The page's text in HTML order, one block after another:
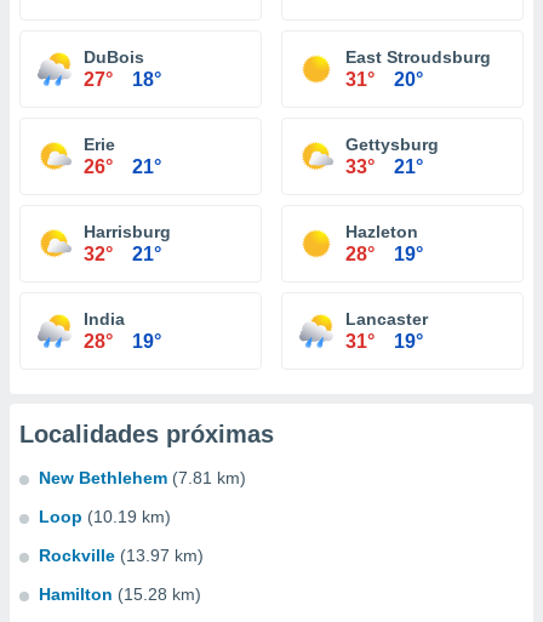
DuBois
27° 18°
East Stroudsburg
31° 20°
Erie
26° 21°
Gettysburg
33° 21°
Harrisburg
32° 21°
Hazleton
28° 19°
India
28° 19°
Lancaster
31° 19°
Localidades próximas
New Bethlehem (7.81 km)
Loop (10.19 km)
Rockville (13.97 km)
Hamilton (15.28 km)